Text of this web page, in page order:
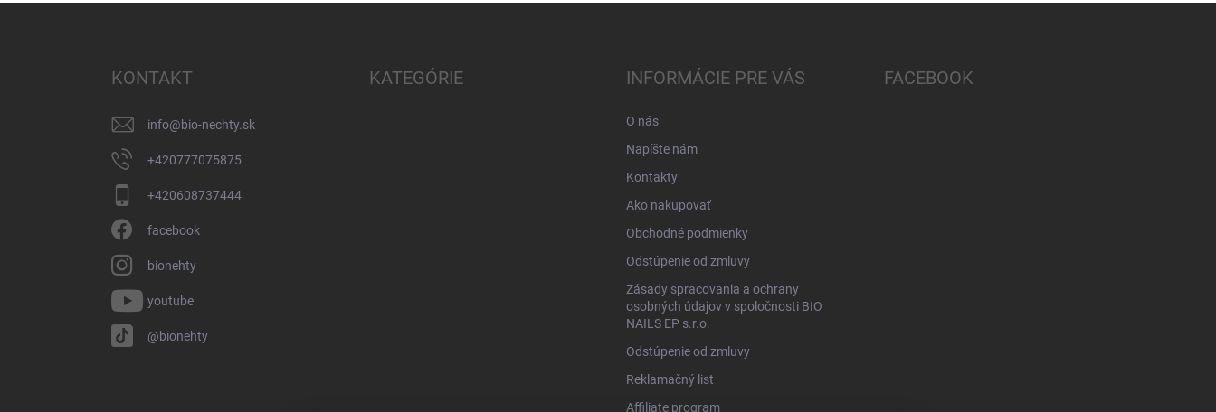
KONTAKT
info@bio-nechty.sk
+420777075875
+420608737444
facebook
bionehty
youtube
@bionehty
KATEGÓRIE INFORMÁCIE PRE VÁS
O nás
Napíšte nám
Kontakty
Ako nakupovať
Obchodné podmienky
Odstúpenie od zmluvy
Zásady spracovania a ochrany
osobných údajov v spoločnosti BIO
NAILS EP s.r.o.
Odstúpenie od zmluvy
Reklamačný list
Affiliate program
FACEBOOK